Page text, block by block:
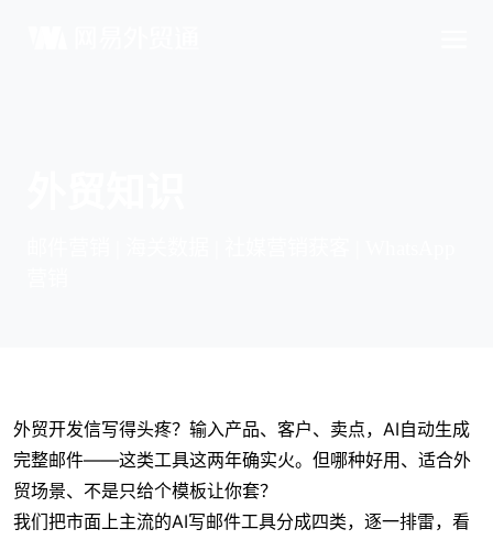
外贸开发信写得头疼？输入产品、客户、卖点，AI自动生成
完整邮件——这类工具这两年确实火。但哪种好用、适合外
贸场景、不是只给个模板让你套？
我们把市面上主流的AI写邮件工具分成四类，逐一排雷，看